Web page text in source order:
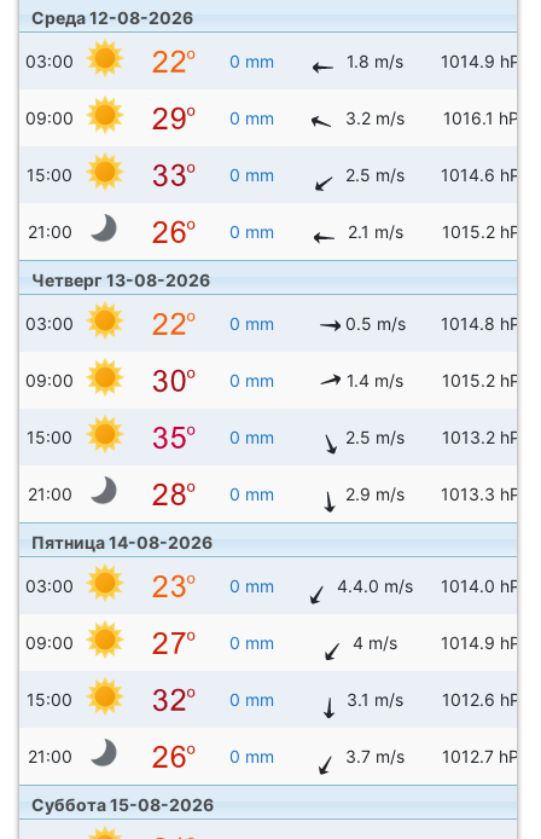
Среда 12-08-2026
03:00 0 mm 1.8 m/s 1014.9 hPa
09:00 0 mm 3.2 m/s 1016.1 hPa
15:00 0 mm 2.5 m/s 1014.6 hPa
21:00 0 mm 2.1 m/s 1015.2 hPa
Четверг 13-08-2026
03:00 0 mm 0.5 m/s 1014.8 hPa
09:00 0 mm 1.4 m/s 1015.2 hPa
15:00 0 mm 2.5 m/s 1013.2 hPa
21:00 0 mm 2.9 m/s 1013.3 hPa
Пятница 14-08-2026
03:00 0 mm 4.4.0 m/s 1014.0 hPa
09:00 0 mm 4 m/s 1014.9 hPa
15:00 0 mm 3.1 m/s 1012.6 hPa
21:00 0 mm 3.7 m/s 1012.7 hPa
Суббота 15-08-2026